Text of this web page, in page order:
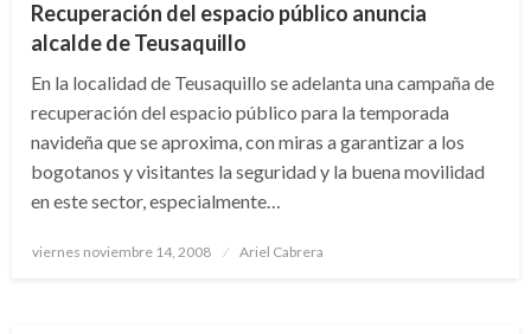
Recuperación del espacio público anuncia
alcalde de Teusaquillo
En la localidad de Teusaquillo se adelanta una campaña de
recuperación del espacio público para la temporada
navideña que se aproxima, con miras a garantizar a los
bogotanos y visitantes la seguridad y la buena movilidad
en este sector, especialmente…
Publicado
viernes noviembre 14, 2008 Ariel Cabrera